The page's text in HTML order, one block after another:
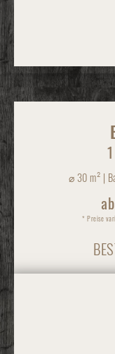
⌀ 30 m² |
* Preise